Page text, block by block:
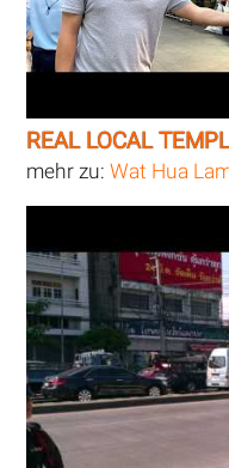
REAL LOCAL
mehr zu:Wat Hua